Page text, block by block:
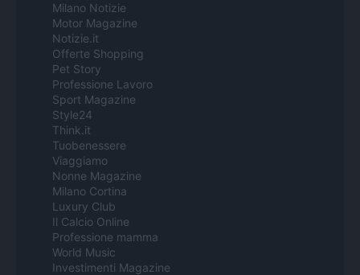
Milano Notizie
Motor Magazine
Notizie.it
Offerte Shopping
Pet Story
Professione Lavoro
Sport Magazine
Style24
Think.it
Tuobenessere
Viaggiamo
Nonne Magazine
Milano Cortina
Luxury Club
Il Calcio Online
Professione mamma
World Music
Investimenti Magazine